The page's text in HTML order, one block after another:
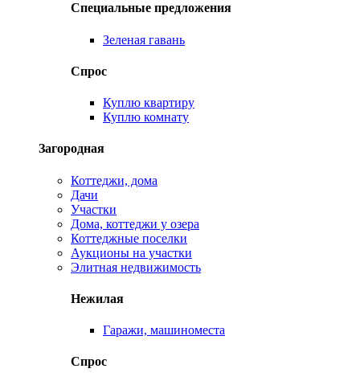
Специальные предложения
Зеленая гавань
Спрос
Куплю квартиру
Куплю комнату
Загородная
Коттеджи, дома
Дачи
Участки
Дома, коттеджи у озера
Коттеджные поселки
Аукционы на участки
Элитная недвижимость
Нежилая
Гаражи, машиноместа
Спрос